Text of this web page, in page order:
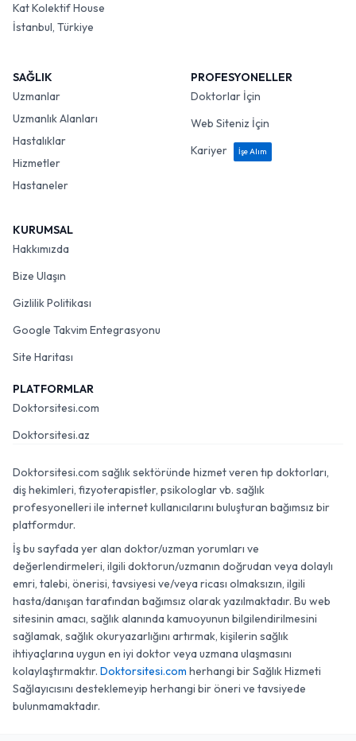
Kat Kolektif House
İstanbul, Türkiye
SAĞLIK
Uzmanlar
Uzmanlık Alanları
Hastalıklar
Hizmetler
Hastaneler
PROFESYONELLER
Doktorlar İçin
Web Siteniz İçin
Kariyer
İşe Alım
KURUMSAL
Hakkımızda
Bize Ulaşın
Gizlilik Politikası
Google Takvim Entegrasyonu
Site Haritası
PLATFORMLAR
Doktorsitesi.com
Doktorsitesi.az
Doktorsitesi.com sağlık sektöründe hizmet veren tıp doktorları,
diş hekimleri, fizyoterapistler, psikologlar vb. sağlık
profesyonelleri ile internet kullanıcılarını buluşturan bağımsız bir
platformdur.
İş bu sayfada yer alan doktor/uzman yorumları ve
değerlendirmeleri, ilgili doktorun/uzmanın doğrudan veya dolaylı
emri, talebi, önerisi, tavsiyesi ve/veya ricası olmaksızın, ilgili
hasta/danışan tarafından bağımsız olarak yazılmaktadır. Bu web
sitesinin amacı, sağlık alanında kamuoyunun bilgilendirilmesini
sağlamak, sağlık okuryazarlığını artırmak, kişilerin sağlık
ihtiyaçlarına uygun en iyi doktor veya uzmana ulaşmasını
kolaylaştırmaktır. Doktorsitesi.com herhangi bir Sağlık Hizmeti
Sağlayıcısını desteklemeyip herhangi bir öneri ve tavsiyede
bulunmamaktadır.